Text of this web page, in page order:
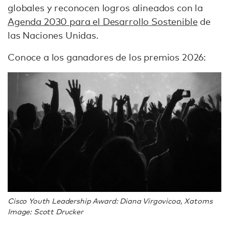
globales y reconocen logros alineados con la
Agenda 2030 para el Desarrollo Sosteniblede
las Naciones Unidas.
Conoce a los ganadores de los premios 2026:
Cisco Youth Leadership Award: Diana Virgovicoa, Xatoms
Image: Scott Drucker